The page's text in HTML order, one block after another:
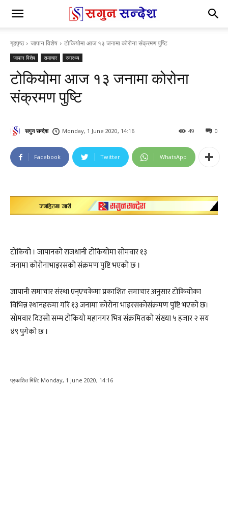
गृहपृष्ठ जापान विशेष टोकियोमा आज १३ जनामा कोरोना संक्रमण पुष्टि
जापान विशेष समाचार स्वास्थ्य
टोकियोमा आज १३ जनामा कोरोना
संक्रमण पुष्टि
सगुन सन्देश Monday, 1 June 2020, 14:16 0
49
Facebook Twitter WhatsApp
टोकियो । जापानको राजधानी टोकियोमा साेमवार १३
जनामा कोरोनाभाइरसको संक्रमण पुष्टि भएको छ ।
जापानी समाचार संस्था एन्एचकेमा प्रकाशित समाचार अनुसार टोकियोका
विभिन्न स्थानहरुमा गरि १३ जनामा कोरोना भाइरसकोसंक्रमण पुष्टि भएको छ।
साेमवार दिउसो सम्म टाेकियाे महानगर भित्र संक्रमितकाे संख्या ५ हजार २ सय
४९ पुगेको छ ।
प्रकाशित मिति: Monday, 1 June 2020, 14:16